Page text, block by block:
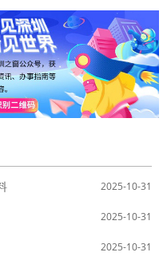
2025-10-31
2025-10-31
2025-10-31